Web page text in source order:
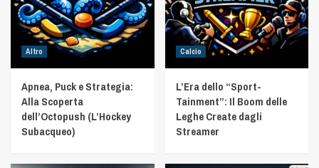
Altro
Apnea, Puck e Strategia:
Alla Scoperta
dell’Octopush (L’Hockey
Subacqueo)
Calcio
L’Era dello “Sport-
Tainment”: Il Boom delle
Leghe Create dagli
Streamer